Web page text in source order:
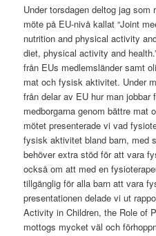
Under torsdagen deltog jag
möte på EU-nivå kallat “Joint
nutrition and physical activity
diet, physical activity and
från EUs medlemsländer samt
mat och fysisk aktivitet. Under
från delar av EU hur man jobbar
medborgarna genom bättre
mötet presenterade vi vad
fysisk aktivitet bland barn, med
behöver extra stöd för att vara
också om att med en
tillgänglig för alla barn att vara
presentationen delade vi ut
Activity in Children, the Role of
mottogs mycket väl och